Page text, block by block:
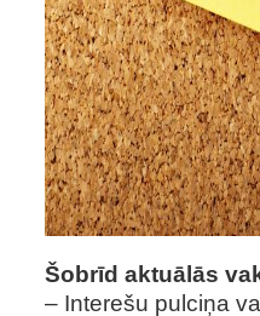
Šobrīd aktuālās
– Interešu pulciņa